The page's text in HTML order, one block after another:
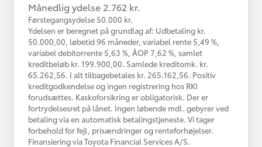
Månedlig ydelse 2.762 kr.
Førstegangsydelse 50.000 kr.
Ydelsen er beregnet på grundlag af: Udbetaling kr.
50.000,00, løbetid 96 måneder, variabel rente 5,49 %,
variabel debitorrente 5,63 %, ÅOP 7,62 %, samlet
kreditbeløb kr. 199.900,00. Samlede kreditomk. kr.
65.262,56. I alt tilbagebetales kr. 265.162,56. Positiv
kreditgodkendelse og ingen registrering hos RKI
forudsættes. Kaskoforsikring er obligatorisk. Der er
fortrydelsesret på lånet. Ingen løbende mdl. gebyrer ved
betaling via en automatisk betalingstjeneste. Vi tager
forbehold for fejl, prisændringer og renteforhøjelser.
Finansiering via Toyota Financial Services A/S.